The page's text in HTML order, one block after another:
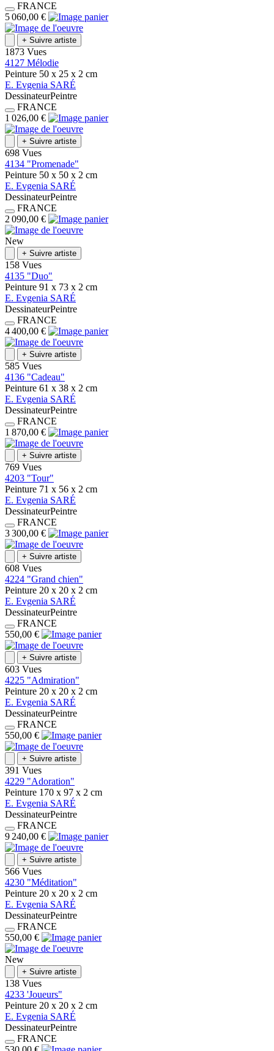
FRANCE
5 060,00 €
+ Suivre artiste
1873 Vues
4127 Mélodie
Peinture 50 x 25 x 2 cm
E. Evgenia SARÉ
DessinateurPeintre
FRANCE
1 026,00 €
+ Suivre artiste
698 Vues
4134 "Promenade"
Peinture 50 x 50 x 2 cm
E. Evgenia SARÉ
DessinateurPeintre
FRANCE
2 090,00 €
New
+ Suivre artiste
158 Vues
4135 "Duo"
Peinture 91 x 73 x 2 cm
E. Evgenia SARÉ
DessinateurPeintre
FRANCE
4 400,00 €
+ Suivre artiste
585 Vues
4136 "Cadeau"
Peinture 61 x 38 x 2 cm
E. Evgenia SARÉ
DessinateurPeintre
FRANCE
1 870,00 €
+ Suivre artiste
769 Vues
4203 "Tour"
Peinture 71 x 56 x 2 cm
E. Evgenia SARÉ
DessinateurPeintre
FRANCE
3 300,00 €
+ Suivre artiste
608 Vues
4224 "Grand chien"
Peinture 20 x 20 x 2 cm
E. Evgenia SARÉ
DessinateurPeintre
FRANCE
550,00 €
+ Suivre artiste
603 Vues
4225 "Admiration"
Peinture 20 x 20 x 2 cm
E. Evgenia SARÉ
DessinateurPeintre
FRANCE
550,00 €
+ Suivre artiste
391 Vues
4229 "Adoration"
Peinture 170 x 97 x 2 cm
E. Evgenia SARÉ
DessinateurPeintre
FRANCE
9 240,00 €
+ Suivre artiste
566 Vues
4230 "Méditation"
Peinture 20 x 20 x 2 cm
E. Evgenia SARÉ
DessinateurPeintre
FRANCE
550,00 €
New
+ Suivre artiste
138 Vues
4233 'Joueurs"
Peinture 20 x 20 x 2 cm
E. Evgenia SARÉ
DessinateurPeintre
FRANCE